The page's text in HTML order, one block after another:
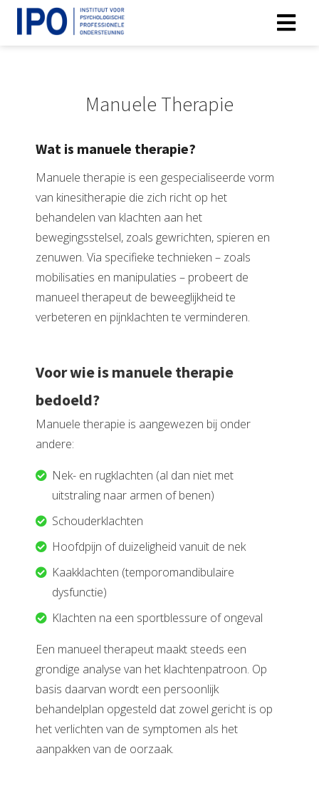
Manuele Therapie
Wat is manuele therapie?
Manuele therapie is een gespecialiseerde vorm
van kinesitherapie die zich richt op het
behandelen van klachten aan het
bewegingsstelsel, zoals gewrichten, spieren en
zenuwen. Via specifieke technieken – zoals
mobilisaties en manipulaties – probeert de
manueel therapeut de beweeglijkheid te
verbeteren en pijnklachten te verminderen.
Voor wie is manuele therapie
bedoeld?
Manuele therapie is aangewezen bij onder
andere:
Nek- en rugklachten (al dan niet met
uitstraling naar armen of benen)
Schouderklachten
Hoofdpijn of duizeligheid vanuit de nek
Kaakklachten (temporomandibulaire
dysfunctie)
Klachten na een sportblessure of ongeval
Een manueel therapeut maakt steeds een
grondige analyse van het klachtenpatroon. Op
basis daarvan wordt een persoonlijk
behandelplan opgesteld dat zowel gericht is op
het verlichten van de symptomen als het
aanpakken van de oorzaak.